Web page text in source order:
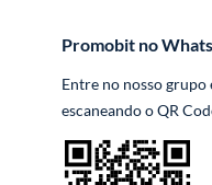
Promobit no
Entre no nosso grupo
escaneando o QR